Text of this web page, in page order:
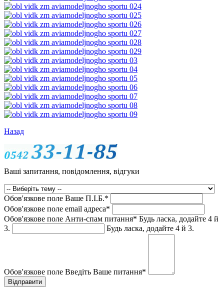
Назад
Ваші запитання, повідомлення, відгуки
Обов'язкове поле Ваше П.I.Б.*
Обов'язкове поле email адреса*
Обов'язкове поле Анти-спам питання* Будь ласка, додайте 4 й
3.
Будь ласка, додайте 4 й 3.
Обов'язкове поле Введіть Ваше питання*